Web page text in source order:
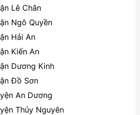
Lê Chân
Ngô Quyền
Hải An
Kiến An
Dương Kinh
Đồ Sơn
An Dương
Thủy Nguyên